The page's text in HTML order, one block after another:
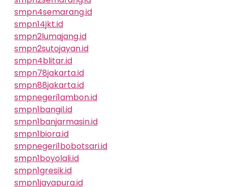
smpn4semarang.id
smpn14jkt.id
smpn2lumajang.id
smpn2sutojayan.id
smpn4blitar.id
smpn78jakarta.id
smpn88jakarta.id
smpnegeri1ambon.id
smpn1bangil.id
smpn1banjarmasin.id
smpn1biora.id
smpnegeri1bobotsari.id
smpn1boyolali.id
smpn1gresik.id
smpn1jayapura.id